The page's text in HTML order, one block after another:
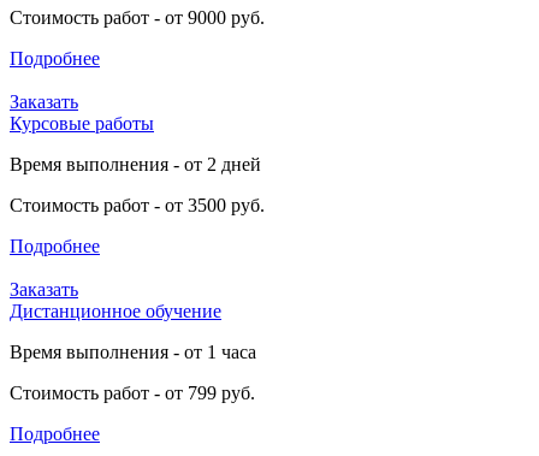
Стоимость работ - от 9000 руб.
Подробнее
Заказать
Курсовые работы
Время выполнения - от 2 дней
Стоимость работ - от 3500 руб.
Подробнее
Заказать
Дистанционное обучение
Время выполнения - от 1 часа
Стоимость работ - от 799 руб.
Подробнее